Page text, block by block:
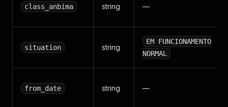
class_anbima string —
situation string
EM FUNCIONAMENTO
NORMAL
from_date string —